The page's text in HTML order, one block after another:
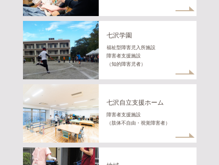
七沢学園
福祉型障害児入所施設
障害者支援施設
（知的障害児者）
七沢自立支援ホーム
障害者支援施設
（肢体不自由・視覚障害者）